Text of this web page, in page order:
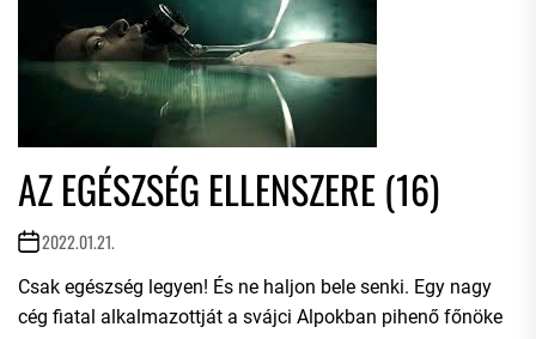
AZ EGÉSZSÉG ELLENSZERE (16)
2022.01.21.
Csak egészség legyen! És ne haljon bele senki. Egy nagy
cég fiatal alkalmazottját a svájci Alpokban pihenő főnöke